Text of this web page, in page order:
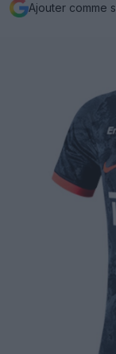
Ajouter comme